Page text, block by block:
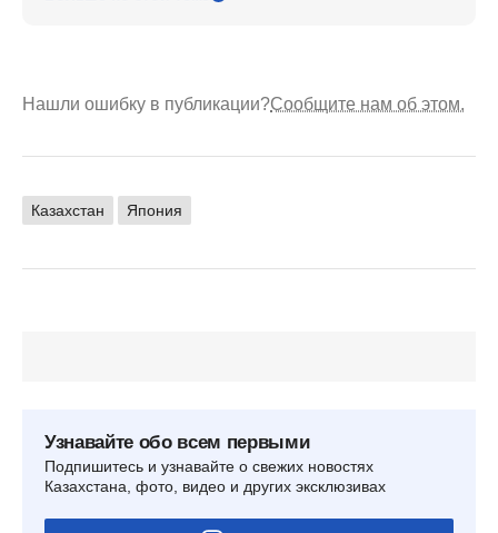
Нашли ошибку в публикации?Сообщите нам об этом.
Казахстан Япония
Узнавайте обо всем первыми
Подпишитесь и узнавайте о свежих новостях
Казахстана, фото, видео и других эксклюзивах